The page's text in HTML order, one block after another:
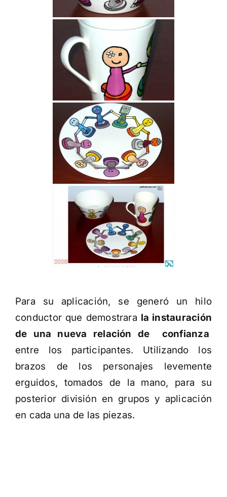
Para su aplicación, se generó un hilo
conductor que demostrara la instauración
de una nueva relación de confianza
entre los participantes. Utilizando los
brazos de los personajes levemente
erguidos, tomados de la mano, para su
posterior división en grupos y aplicación
en cada una de las piezas.